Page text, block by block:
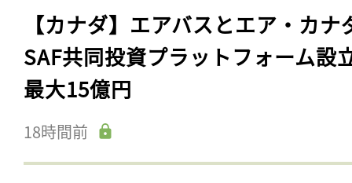
【カナダ】エアバスとエア・カナ
SAF共同投資プラットフォーム設
最大15億円
18時間前